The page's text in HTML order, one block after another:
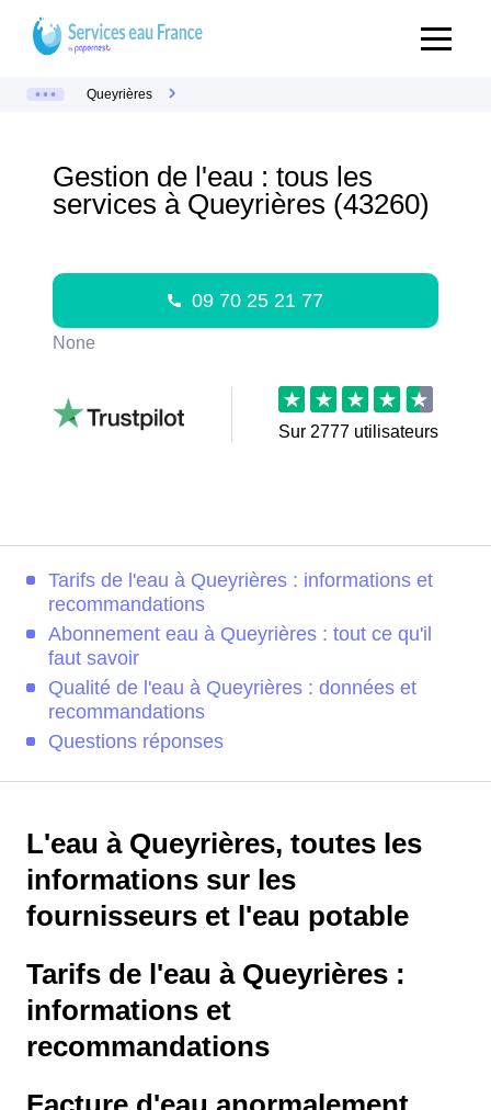
Queyrières
Gestion de l'eau : tous les
services à Queyrières (43260)
09 70 25 21 77
None
Sur 2777 utilisateurs
Tarifs de l'eau à Queyrières : informations et
recommandations
Abonnement eau à Queyrières : tout ce qu'il
faut savoir
Qualité de l'eau à Queyrières : données et
recommandations
Questions réponses
L'eau à Queyrières, toutes les
informations sur les
fournisseurs et l'eau potable
Tarifs de l'eau à Queyrières :
informations et
recommandations